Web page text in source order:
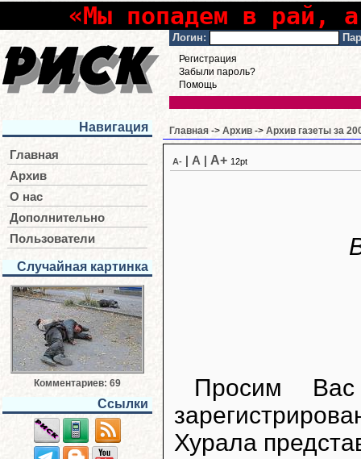
«Мы попадем в рай,
Логин:
Регистрация
Забыли пароль?
Помощь
Навигация
Главная
Архив
О нас
Дополнительно
Пользователи
Случайная картинка
Комментариев: 69
Ссылки
Главная -> Архив -> Архив газеты за
A- A A+ 12pt
Просим
Хурала